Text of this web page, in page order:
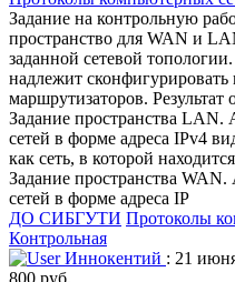
Задание на контрольную
пространство для WAN и
заданной сетевой
надлежит сконфигурировать
маршрутизаторов.
Задание пространства LAN.
сетей в форме адреса IPv4
как сеть, в которой
Задание пространства
сетей в форме адреса IP
ДО СИБГУТИ Протоколы
Контрольная
Иннокентий : 21
800 руб.